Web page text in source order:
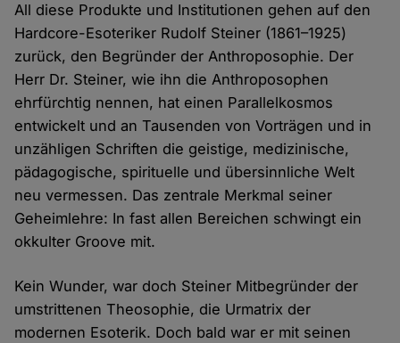
All diese Produkte und Institutionen gehen auf den
Hardcore-Esoteriker Rudolf Steiner (1861–1925)
zurück, den Begründer der Anthroposophie. Der
Herr Dr. Steiner, wie ihn die Anthroposophen
ehrfürchtig nennen, hat einen Parallelkosmos
entwickelt und an Tausenden von Vorträgen und in
unzähligen Schriften die geistige, medizinische,
pädagogische, spirituelle und übersinnliche Welt
neu vermessen. Das zentrale Merkmal seiner
Geheimlehre: In fast allen Bereichen schwingt ein
okkulter Groove mit.
Kein Wunder, war doch Steiner Mitbegründer der
umstrittenen Theosophie, die Urmatrix der
modernen Esoterik. Doch bald war er mit seinen